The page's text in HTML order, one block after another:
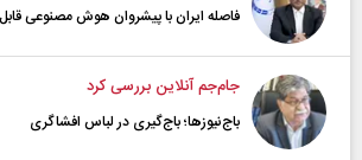
فاصله ایران با پیشرو‌ان هوش مصنوعی
جام‌جم آنلاین بررسی کرد
باج‌نیوزها؛ باج‌گیری در لباس افشاگری